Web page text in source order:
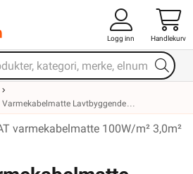
Logg inn Handlekurv
Varmekabelmatte Lavtbyggende
varmekabelmatte 100W/m² 3,0m²